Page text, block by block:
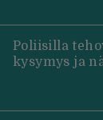
Poliisilla
kysymys ja